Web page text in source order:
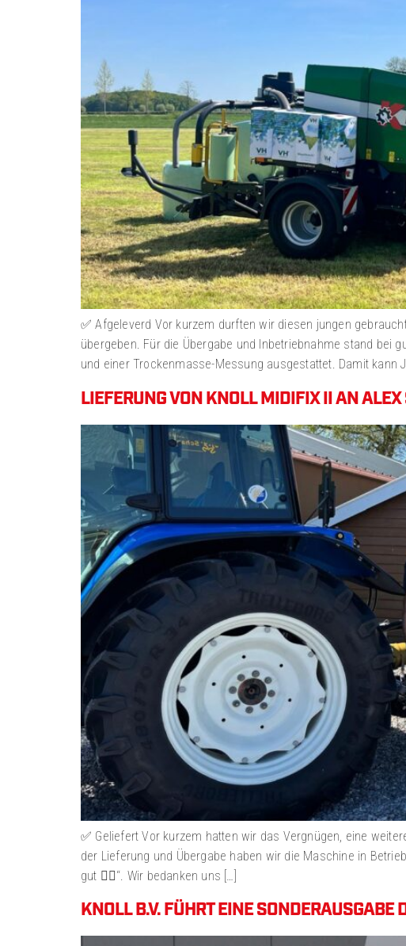
✅ Afgeleverd Vor kurzem durften wir diesen jungen
übergeben. Für die Übergabe und Inbetriebnahme stand bei
und einer Trockenmasse-Messung ausgestattet. Damit kann
LIEFERUNG VON KNOLL MIDIFIX II AN
✅ Geliefert Vor kurzem hatten wir das Vergnügen, eine
der Lieferung und Übergabe haben wir die Maschine in
gut 👍🏻‘‘. Wir bedanken uns […]
KNOLL B.V. FÜHRT EINE